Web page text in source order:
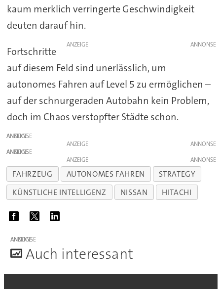
kaum merklich verringerte Geschwindigkeit
deuten darauf hin.
ANZEIGE
Fortschritte
auf diesem Feld sind unerlässlich, um
autonomes Fahren auf Level 5 zu ermöglichen –
auf der schnurgeraden Autobahn kein Problem,
doch im Chaos verstopfter Städte schon.
ANZEIGE
ANZEIGE
ANZEIGE
ANZEIGE
FAHRZEUG AUTONOMES FAHREN
STRATEGY
KÜNSTLICHE INTELLIGENZ
NISSAN HITACHI
ANZEIGE
Auch interessant